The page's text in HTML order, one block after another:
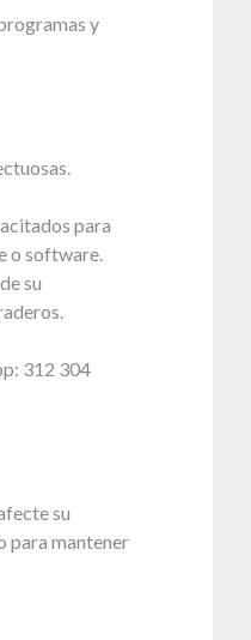
y
para
o software.
su
312 304
su
para mantener